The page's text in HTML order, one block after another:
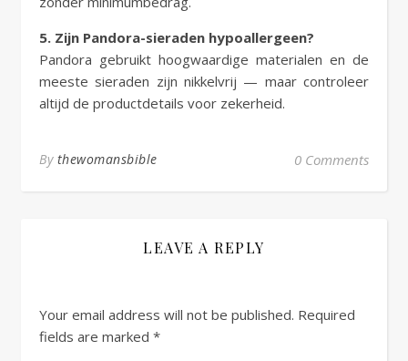
5. Zijn Pandora-sieraden hypoallergeen?
Pandora gebruikt hoogwaardige materialen en de
meeste sieraden zijn nikkelvrij — maar controleer
altijd de productdetails voor zekerheid.
By thewomansbible 0 Comments
LEAVE A REPLY
Your email address will not be published. Required
fields are marked *